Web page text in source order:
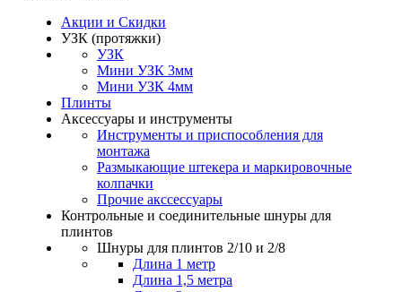
Акции и Скидки
УЗК (протяжки)
УЗК
Мини УЗК 3мм
Мини УЗК 4мм
Плинты
Аксессуары и инструменты
Инструменты и приспособления для
монтажа
Размыкающие штекера и маркировочные
колпачки
Прочие акссессуары
Контрольные и соединительные шнуры для
плинтов
Шнуры для плинтов 2/10 и 2/8
Длина 1 метр
Длина 1,5 метра